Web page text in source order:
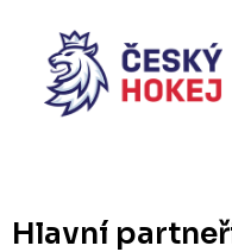
Hlavní